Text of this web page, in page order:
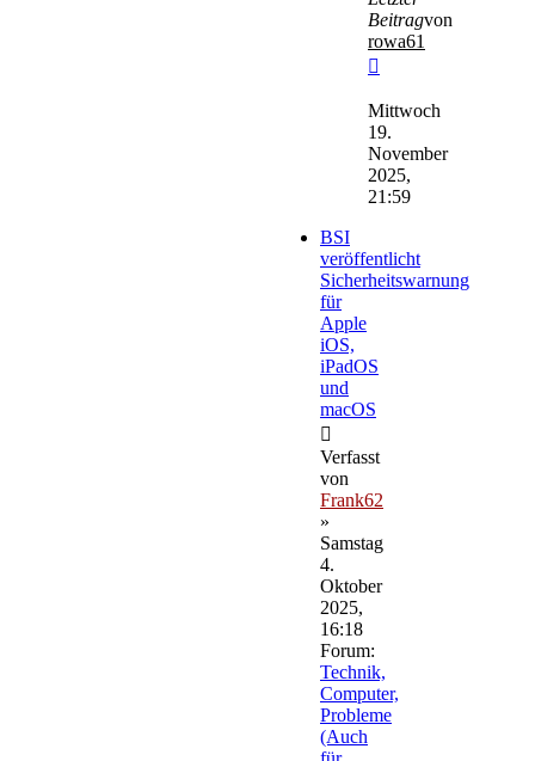
Beitragvon
rowa61
Beitrag
Mittwoch
19.
November
2025,
21:59
BSI
veröffentlicht
Sicherheitswarnung
für
Apple
iOS,
iPadOS
und
macOS
Verfasst
von
Frank62
»
Samstag
4.
Oktober
2025,
16:18
Forum:
Technik,
Computer,
Probleme
(Auch